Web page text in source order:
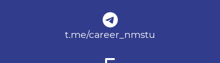
t.me/career_nmstu